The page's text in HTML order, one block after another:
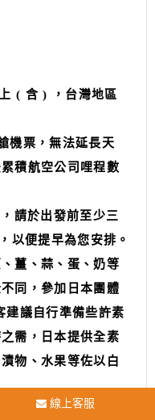
( 含 ) ，台灣地區
機票，無法延長天
積航空公司哩程數
請於出發前至少三
以便提早為您安排。
薑、蒜、蛋、奶等
同，參加日本團體
建議自行準備些許素
需，日本提供全素
物、水果等佐以白
線上客服